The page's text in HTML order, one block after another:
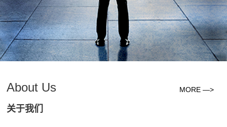
About Us
关于我们
MORE —>